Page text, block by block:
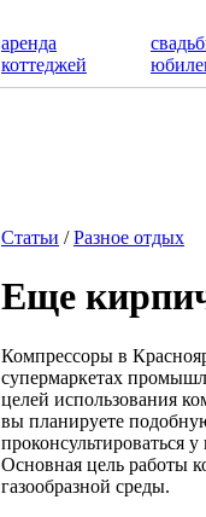
аренда
коттеджей
Статьи /Разное отдых
Еще
Компрессоры в
супермаркетах
целей использования
вы планируете
проконсультироваться
Основная цель работы
газообразной среды.